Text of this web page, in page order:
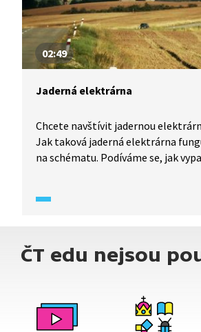
02:49
Jaderná elektrárna
Chcete navštívit jadernou
Jak taková jaderná elektrárna
na schématu. Podíváme se, jak
spotřebovaného uhlí v tepelných
ČT edu nejsou